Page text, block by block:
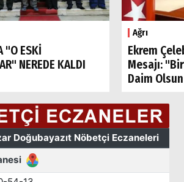
"O ESKİ
NEREDE KALDI
Ağrı
Ekrem
Mesajı:
Daim